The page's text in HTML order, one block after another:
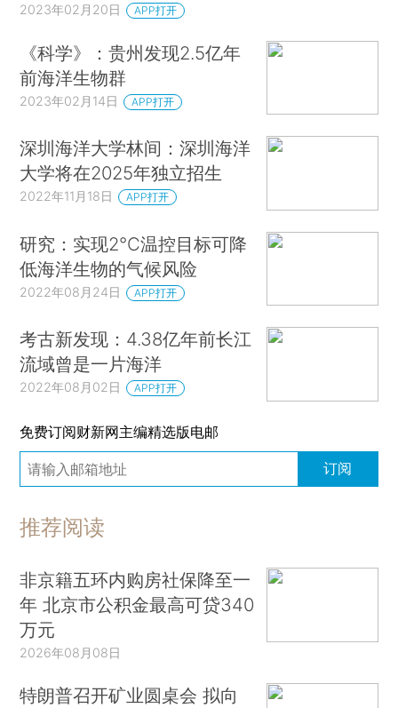
2023年02月20日 APP打开
《科学》：贵州发现2.5亿年
前海洋生物群
2023年02月14日 APP打开
深圳海洋大学林间：深圳海洋
大学将在2025年独立招生
2022年11月18日 APP打开
研究：实现2℃温控目标可降
低海洋生物的气候风险
2022年08月24日 APP打开
考古新发现：4.38亿年前长江
流域曾是一片海洋
2022年08月02日 APP打开
免费订阅财新网主编精选版电邮
订阅
推荐阅读
非京籍五环内购房社保降至一
年 北京市公积金最高可贷340
万元
2026年08月08日
特朗普召开矿业圆桌会 拟向